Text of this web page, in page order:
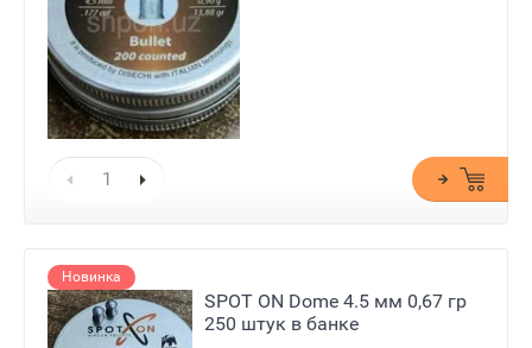
Новинка
SPOT ON Dome 4.5 мм 0,67 гр
250 штук в банке